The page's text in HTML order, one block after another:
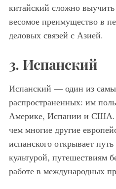
китайский сложно
весомое преимущество в
деловых связей с Азией.
3. Испанский
Испанский — один из
распространенных: им
Америке, Испании и США.
чем многие другие
испанского открывает
культурой, путешествиям
работе в международных